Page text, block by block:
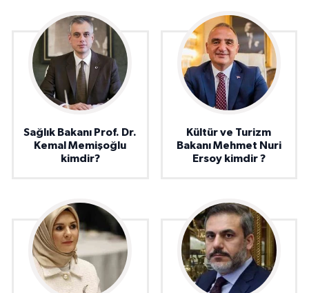
Sağlık Bakanı Prof. Dr.
Kemal Memişoğlu
kimdir?
Kültür ve Turizm
Bakanı Mehmet Nuri
Ersoy kimdir ?